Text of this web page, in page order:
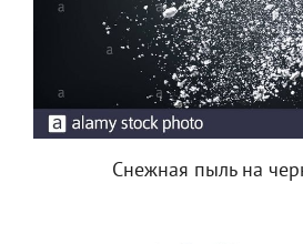
Снежная пыль на